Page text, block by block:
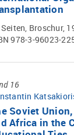
Broschur,
978-3-96023-
16
Soviet
Africa in the